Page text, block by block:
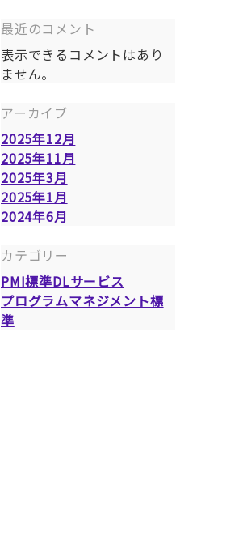
最近のコメント
表示できるコメントはあり
ません。
アーカイブ
2025年12月
2025年11月
2025年3月
2025年1月
2024年6月
カテゴリー
PMI標準DLサービス
プログラムマネジメント標
準